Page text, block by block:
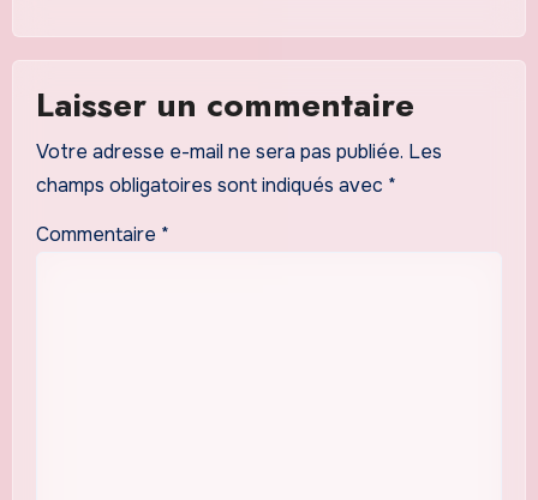
Laisser un commentaire
Votre adresse e-mail ne sera pas publiée. Les
champs obligatoires sont indiqués avec *
Commentaire *